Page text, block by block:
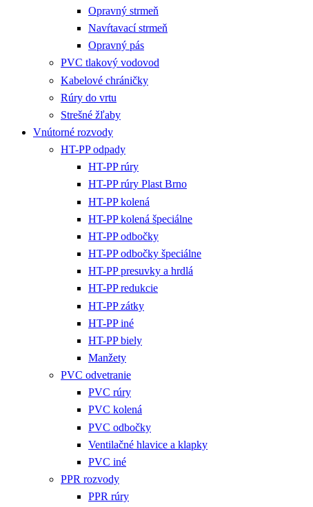
Opravný strmeň
Navŕtavací strmeň
Opravný pás
PVC tlakový vodovod
Kabelové chráničky
Rúry do vrtu
Strešné žľaby
Vnútorné rozvody
HT-PP odpady
HT-PP rúry
HT-PP rúry Plast Brno
HT-PP kolená
HT-PP kolená špeciálne
HT-PP odbočky
HT-PP odbočky špeciálne
HT-PP presuvky a hrdlá
HT-PP redukcie
HT-PP zátky
HT-PP iné
HT-PP biely
Manžety
PVC odvetranie
PVC rúry
PVC kolená
PVC odbočky
Ventilačné hlavice a klapky
PVC iné
PPR rozvody
PPR rúry